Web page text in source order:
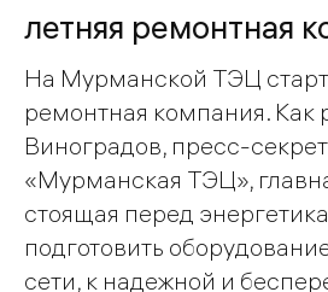
летняя ремонтная
На Мурманской ТЭЦ
ремонтная компания. Как
Виноградов, пресс-
«Мурманская ТЭЦ»,
стоящая перед
подготовить
сети, к надежной и